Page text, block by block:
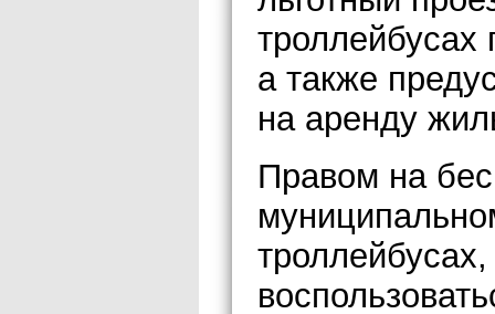
а также
на аренду
Правом на